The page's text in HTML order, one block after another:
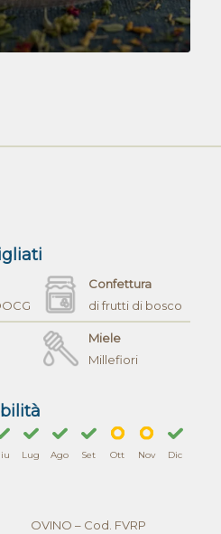
Confettura
di frutti di bosco
Miele
Millefiori
Lug Ago Set Ott Nov Dic
OVINO – Cod. FVRP